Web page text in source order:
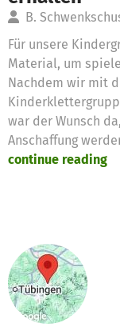
B.
Für unsere
Material, um
Nachdem wir mit
war der Wunsch
Anschaffung
continue reading